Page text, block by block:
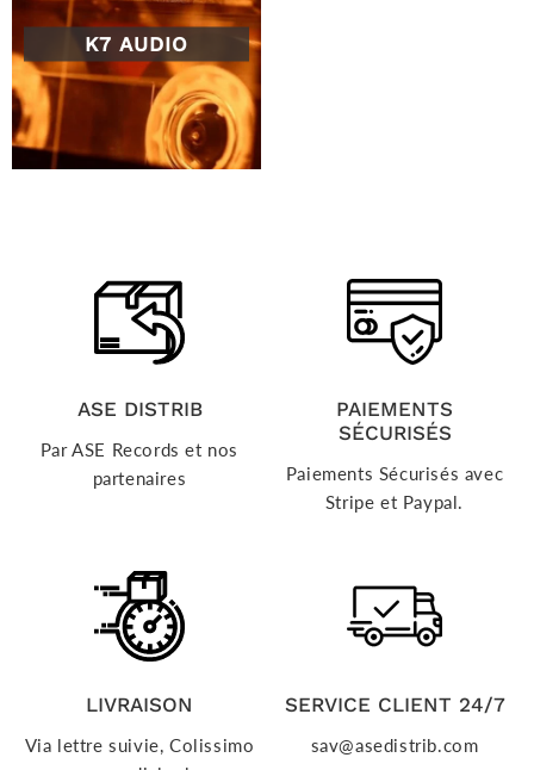
K7 AUDIO
ASE DISTRIB
Par ASE Records et nos
partenaires
PAIEMENTS
SÉCURISÉS
Paiements Sécurisés avec
Stripe et Paypal.
LIVRAISON
Via lettre suivie, Colissimo
SERVICE CLIENT 24/7
sav@asedistrib.com